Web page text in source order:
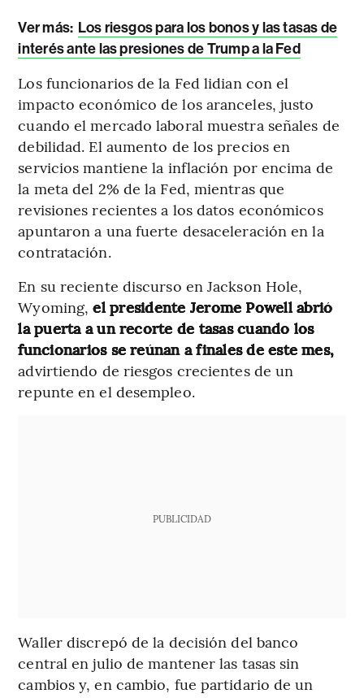
Ver más: Los riesgos para los bonos y las tasas de
interés ante las presiones de Trump a la Fed
Los funcionarios de la Fed lidian con el
impacto económico de los aranceles, justo
cuando el mercado laboral muestra señales de
debilidad. El aumento de los precios en
servicios mantiene la inflación por encima de
la meta del 2% de la Fed, mientras que
revisiones recientes a los datos económicos
apuntaron a una fuerte desaceleración en la
contratación.
En su reciente discurso en Jackson Hole,
Wyoming, el presidente Jerome Powell abrió
la puerta a un recorte de tasas cuando los
funcionarios se reúnan a finales de este mes,
advirtiendo de riesgos crecientes de un
repunte en el desempleo.
PUBLICIDAD
Waller discrepó de la decisión del banco
central en julio de mantener las tasas sin
cambios y, en cambio, fue partidario de un